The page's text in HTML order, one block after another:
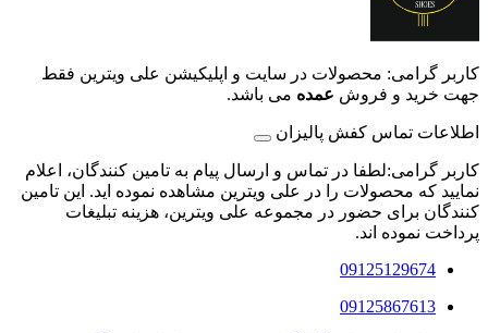
کاربر گرامی: محصولات در سایت و اپلیکیشن علی ویترین فقط
جهت خرید و فروش عمده می باشد.
اطلاعات تماس کفش پالیزان
کاربر گرامی:لطفا در تماس و ارسال پیام به تامین کنندگان، اعلام
نمایید که محصولات را در علی ویترین مشاهده نموده اید. این تامین
کنندگان برای حضور در مجموعه علی ویترین، هزینه تبلیغات
پرداخت نموده اند.
09125129674
09125867613